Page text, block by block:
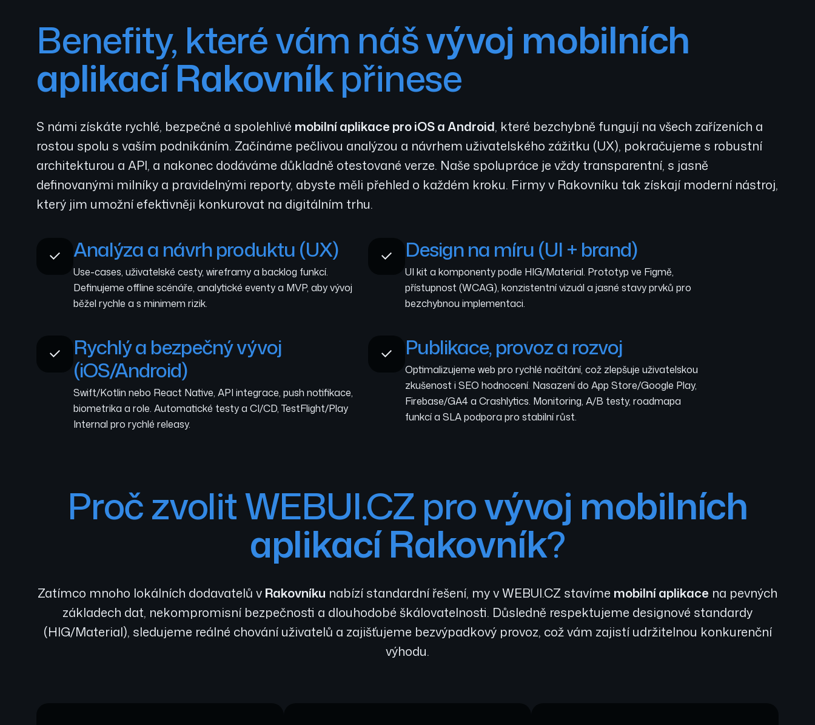
Benefity, které vám nášvývoj mobilních
aplikací Rakovníkpřinese
S námi získáte rychlé, bezpečné a spolehlivé mobilní aplikace pro iOS a Android, které bezchybně fungují na všech zařízeních a
rostou spolu s vaším podnikáním. Začínáme pečlivou analýzou a návrhem uživatelského zážitku (UX), pokračujeme s robustní
architekturou a API, a nakonec dodáváme důkladně otestované verze. Naše spolupráce je vždy transparentní, s jasně
definovanými milníky a pravidelnými reporty, abyste měli přehled o každém kroku. Firmy v Rakovníku tak získají moderní nástroj,
který jim umožní efektivněji konkurovat na digitálním trhu.
Analýza a návrh produktu (UX)
Use-cases, uživatelské cesty, wireframy a backlog funkcí.
Definujeme offline scénáře, analytické eventy a MVP, aby vývoj
běžel rychle a s minimem rizik.
Design na míru (UI + brand)
UI kit a komponenty podle HIG/Material. Prototyp ve Figmě,
přístupnost (WCAG), konzistentní vizuál a jasné stavy prvků pro
bezchybnou implementaci.
Rychlý a bezpečný vývoj
(iOS/Android)
Swift/Kotlin nebo React Native, API integrace, push notifikace,
biometrika a role. Automatické testy a CI/CD, TestFlight/Play
Internal pro rychlé releasy.
Publikace, provoz a rozvoj
Optimalizujeme web pro rychlé načítání, což zlepšuje uživatelskou
zkušenost i SEO hodnocení. Nasazení do App Store/Google Play,
Firebase/GA4 a Crashlytics. Monitoring, A/B testy, roadmapa
funkcí a SLA podpora pro stabilní růst.
Proč zvolit WEBUI.CZ provývoj mobilních
aplikací Rakovník?
Zatímco mnoho lokálních dodavatelů v Rakovníku nabízí standardní řešení, my v WEBUI.CZ stavíme mobilní aplikace na pevných
základech dat, nekompromisní bezpečnosti a dlouhodobé škálovatelnosti. Důsledně respektujeme designové standardy
(HIG/Material), sledujeme reálné chování uživatelů a zajišťujeme bezvýpadkový provoz, což vám zajistí udržitelnou konkurenční
výhodu.